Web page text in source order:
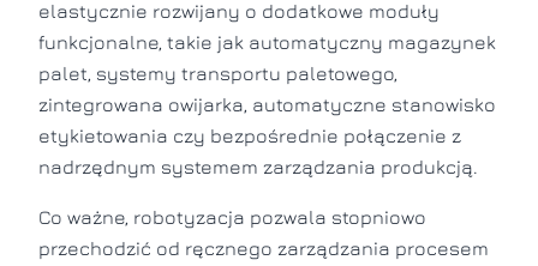
elastycznie rozwijany o dodatkowe moduły
funkcjonalne, takie jak automatyczny magazynek
palet, systemy transportu paletowego,
zintegrowana owijarka, automatyczne stanowisko
etykietowania czy bezpośrednie połączenie z
nadrzędnym systemem zarządzania produkcją.
Co ważne, robotyzacja pozwala stopniowo
przechodzić od ręcznego zarządzania procesem